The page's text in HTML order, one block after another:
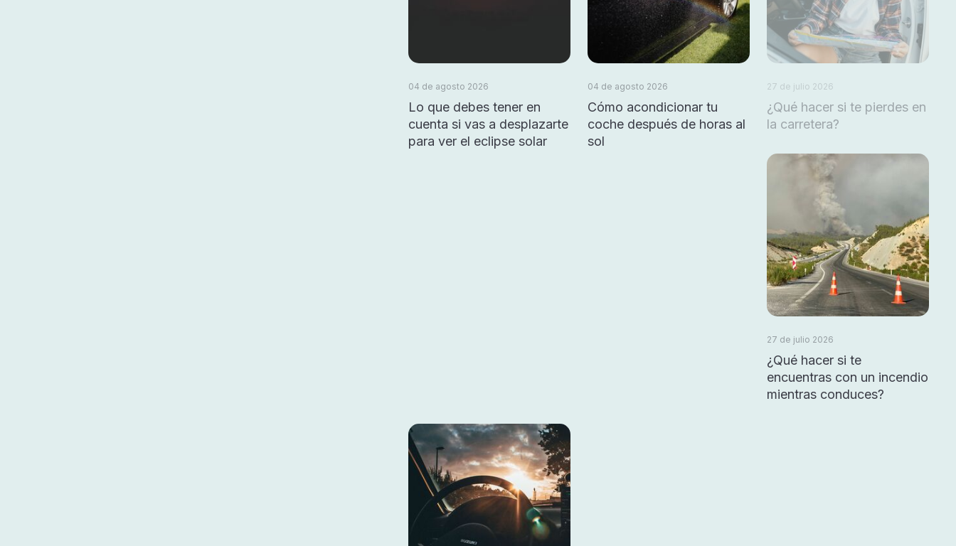
04 de agosto 2026
Lo que debes tener en
cuenta si vas a desplazarte
para ver el eclipse solar
04 de agosto 2026
Cómo acondicionar tu
coche después de horas al
sol
27 de julio 2026
¿Qué hacer si te pierdes en
la carretera?
27 de julio 2026
¿Qué hacer si te
encuentras con un incendio
mientras conduces?